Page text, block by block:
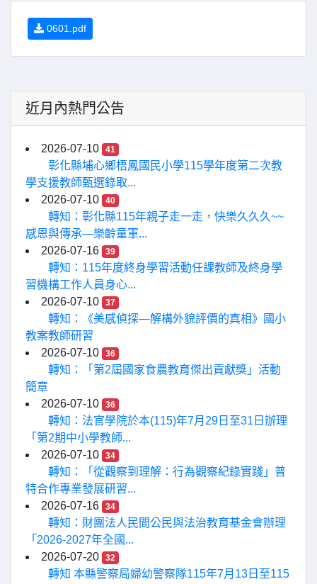
0601.pdf
近月內熱門公告
2026-07-10 41
彰化縣埔心鄉梧鳳國民小學115學年度第二次教
學支援教師甄選錄取...
2026-07-10
40
轉知：彰化縣115年親子走一走，快樂久久久~~
感恩與傳承—樂齡童軍...
2026-07-16
39
轉知：115年度終身學習活動任課教師及終身學
習機構工作人員身心...
2026-07-10
37
轉知：《美感偵探—解構外貌評價的真相》國小
教案教師研習
2026-07-10
36
轉知：「第2屆國家食農教育傑出貢獻獎」活動
簡章
2026-07-10
36
轉知：法官學院於本(115)年7月29日至31日辦理
「第2期中小學教師...
2026-07-10
34
轉知：「從觀察到理解：行為觀察紀錄實踐」普
特合作專業發展研習...
2026-07-16
34
轉知：財團法人民間公民與法治教育基金會辦理
「2026-2027年全國...
2026-07-20
32
轉知 本縣警察局婦幼警察隊115年7月13日至115